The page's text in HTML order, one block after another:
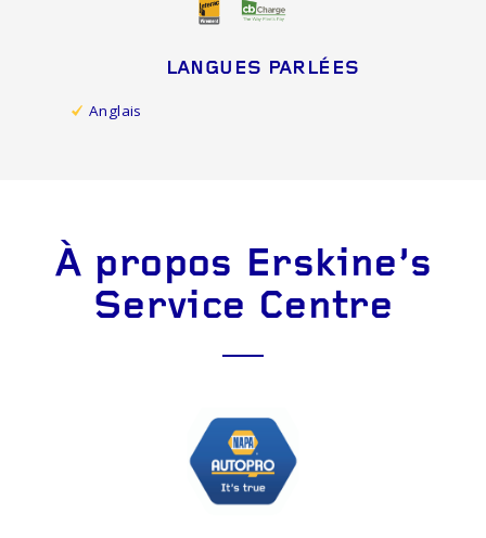
LANGUES PARLÉES
Anglais
À propos Erskine's
Service Centre